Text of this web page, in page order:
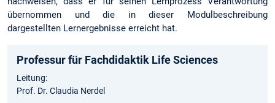
übernommen und die in dieser Modulbeschreibung
dargestellten Lernergebnisse erreicht hat.
Professur für Fachdidaktik Life Sciences
Leitung:
Prof. Dr. Claudia Nerdel